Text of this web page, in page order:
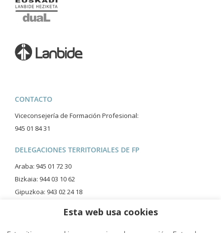
CONTACTO
Viceconsejería de Formación Profesional:
945 01 84 31
DELEGACIONES TERRITORIALES DE FP
Araba: 945 01 72 30
Bizkaia: 944 03 10 62
Gipuzkoa: 943 02 24 18
Esta web usa cookies